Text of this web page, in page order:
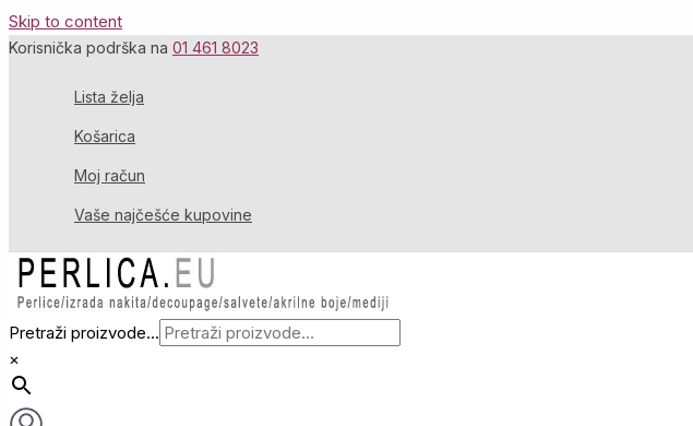
Skip to content
Korisnička podrška na 01 461 8023
Lista želja
Košarica
Moj račun
Vaše najčešće kupovine
Pretraži proizvode...
×